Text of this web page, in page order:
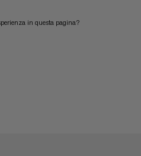
in questa pagina?